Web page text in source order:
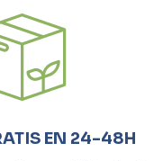
EN 24-48H